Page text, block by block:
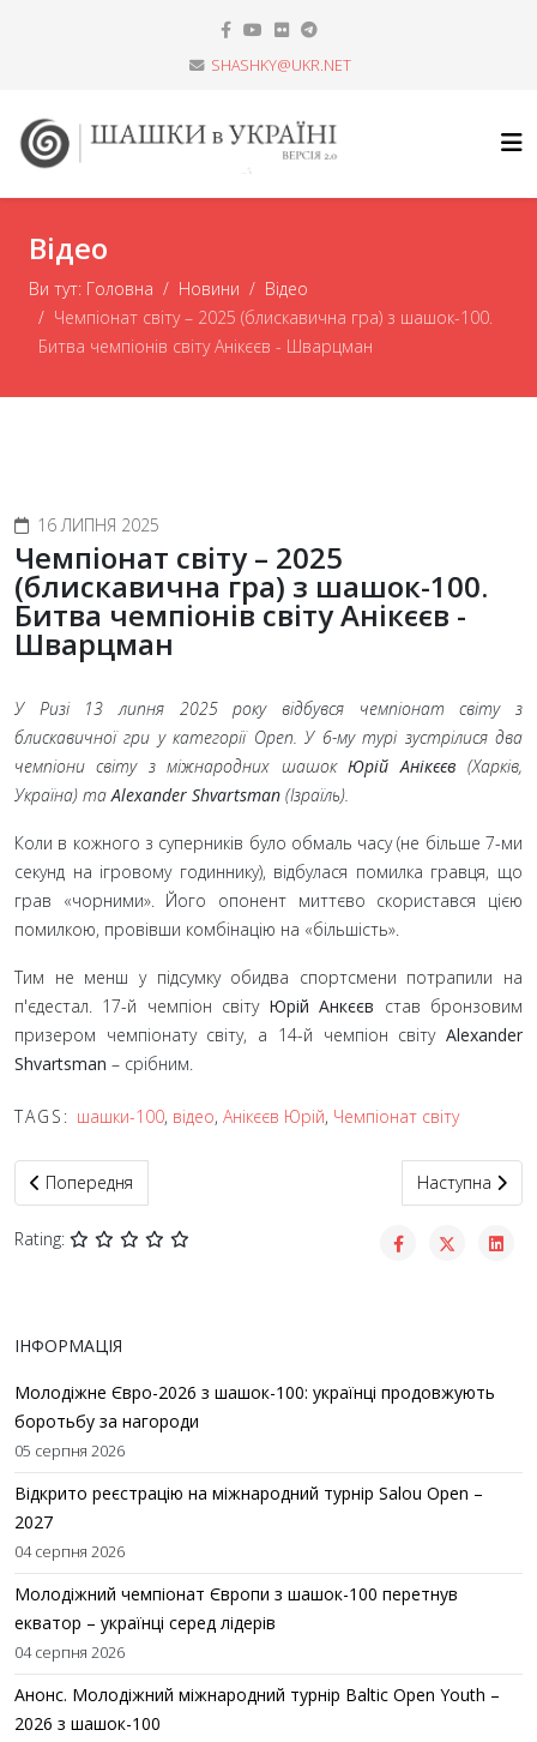
SHASHKY@UKR.NET
Відео
Ви тут: Головна Новини
Відео
Чемпіонат світу – 2025 (блискавична гра) з шашок-100.
Битва чемпіонів світу Анікєєв - Шварцман
16 ЛИПНЯ 2025
Чемпіонат світу – 2025
(блискавична гра) з шашок-100.
Битва чемпіонів світу Анікєєв -
Шварцман
У Ризі 13 липня 2025 року відбувся чемпіонат світу з
блискавичної гри у категорії Open. У 6-му турі зустрілися два
чемпіони світу з міжнародних шашокЮрій Анікєєв (Харків,
Україна) таAlexander Shvartsman (Ізраїль).
Коли в кожного з суперників було обмаль часу (не більше 7-ми
секунд на ігровому годиннику), відбулася помилка гравця, що
грав «чорними». Його опонент миттєво скористався цією
помилкою, провівши комбінацію на «більшість».
Тим не менш у підсумку обидва спортсмени потрапили на
п'єдестал. 17-й чемпіон світу Юрій Анкєєв став бронзовим
призером чемпіонату світу, а 14-й чемпіон світу Alexander
Shvartsman – срібним.
TAGS: шашки-100, відео, Анікєєв Юрій, Чемпіонат світу
Попередня стаття: Viva Вікторія! Стрім про ЧСж-2025 з шашок-
Попередня Наступна
Наступна
Rating:
ІНФОРМАЦІЯ
Молодіжне Євро-2026 з шашок-100: українці продовжують
боротьбу за нагороди
05 серпня 2026
Відкрито реєстрацію на міжнародний турнір Salou Open –
2027
04 серпня 2026
Молодіжний чемпіонат Європи з шашок-100 перетнув
екватор – українці серед лідерів
04 серпня 2026
Анонс. Молодіжний міжнародний турнір Baltic Open Youth –
2026 з шашок-100